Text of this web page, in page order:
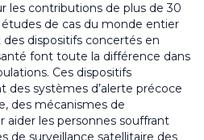
les contributions de plus de 30
de cas du monde entier
dispositifs concertés en
font toute la différence dans
Ces dispositifs
systèmes d’alerte précoce
des mécanismes de
aider les personnes souffrant
de surveillance satellitaire des